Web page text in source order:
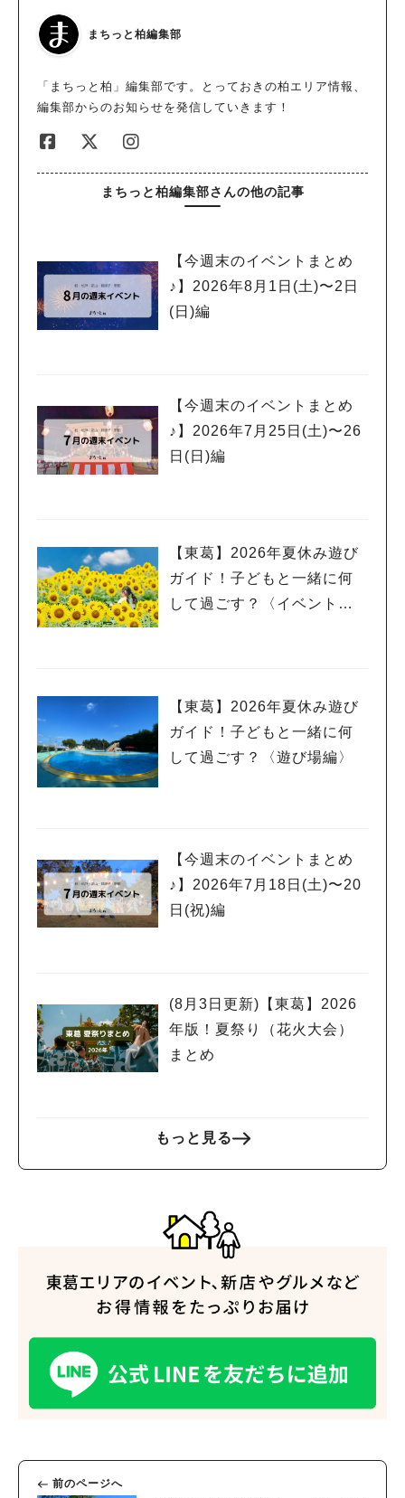
まちっと柏編集部
「まちっと柏」編集部です。とっておきの柏エリア情報、
編集部からのお知らせを発信していきます！
まちっと柏編集部さんの他の記事
【今週末のイベントまとめ
♪】2026年8月1日(土)〜2日
(日)編
【今週末のイベントまとめ
♪】2026年7月25日(土)〜26
日(日)編
【東葛】2026年夏休み遊び
ガイド！子どもと一緒に何
して過ごす？〈イベント
【東葛】2026年夏休み遊び
ガイド！子どもと一緒に何
して過ごす？〈遊び場編〉
【今週末のイベントまとめ
♪】2026年7月18日(土)〜20
日(祝)編
(8月3日更新)【東葛】2026
年版！夏祭り（花火大会）
まとめ
もっと見る
前のページへ
人気のキーワード
#ラーメン#ショッピング #カフェ #スイーツ #パン #カレー
#柏駅
#イベント#公園#教えたい／教えて投稿記事
#教えたい/こんなの見つけた